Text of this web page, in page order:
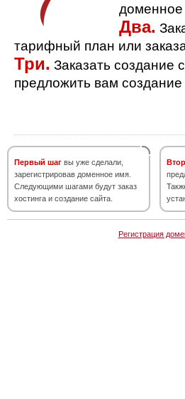
доменное
Два.
тарифный план или
Три. Заказать
предложить вам
Первый шаг вы уже сделали,
зарегистрировав доменное имя.
Следующими шагами будут заказ
хостинга и создание сайта.
Регистрация